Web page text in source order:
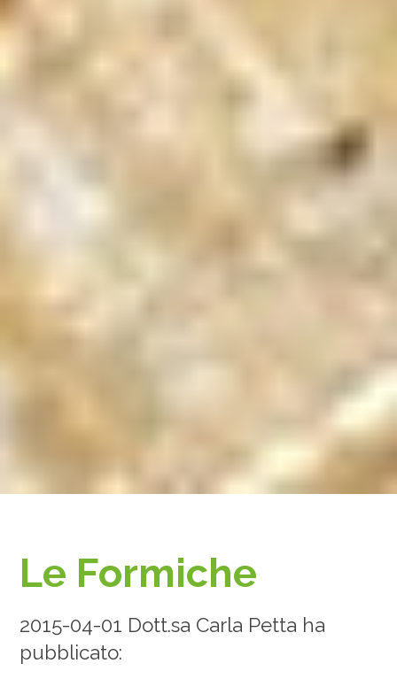
Le Formiche
2015-04-01 Dott.sa Carla Petta ha
pubblicato: